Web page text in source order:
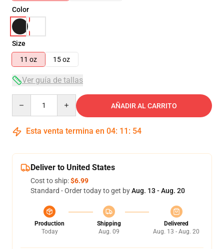
Color
Size
11 oz
15 oz
Ver guía de tallas
AÑADIR AL CARRITO
Esta venta termina en 04: 11 : 54
Deliver to United States
Cost to ship:$6.99
Standard - Order today to get byAug. 13 - Aug. 20
Production
Today
Shipping
Aug. 09
Delivered
Aug. 13 - Aug. 20